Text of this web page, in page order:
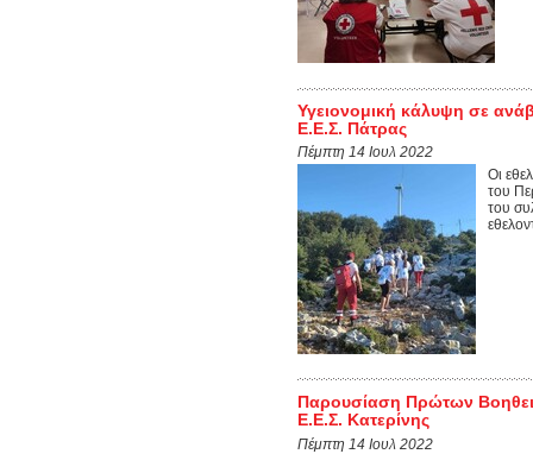
Υγειονομική κάλυψη σε
Ε.Ε.Σ. Πάτρας
Πέμπτη 14 Ιουλ 2022
Οι
του
του
Παρουσίαση Πρώτων
Ε.Ε.Σ. Κατερίνης
Πέμπτη 14 Ιουλ 2022